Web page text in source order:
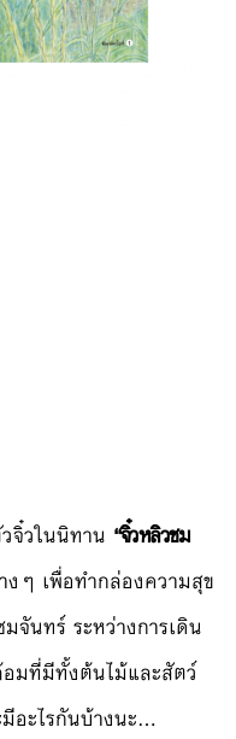
จิ๋วในนิทาน “จิ๋วหลิวชม
ๆ เพื่อทำกล่องความสุข
นทร์ ระหว่างการเดิน
มที่มีทั้งต้นไม้และสัตว์
อะไรกันบ้างนะ…